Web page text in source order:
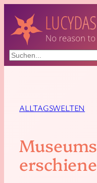
Suchen
ALLTAGSWELTEN